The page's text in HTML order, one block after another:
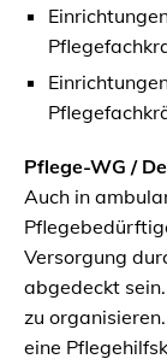
Pflege-WG /
Auch in
Versorgung
abgedeckt
zu
eine